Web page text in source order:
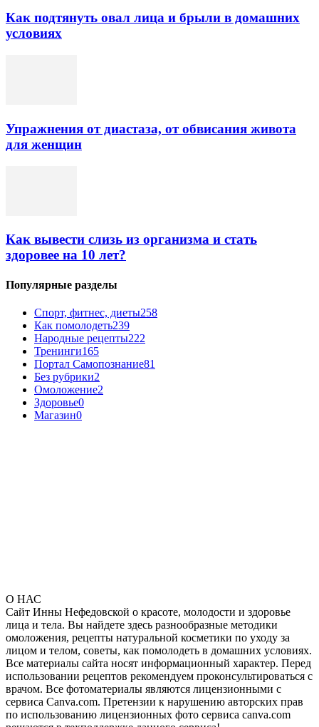
Как подтянуть овал лица и брыли в домашних
условиях
Упражнения от диастаза, от обвисания живота
для женщин
Как вывести слизь из организма и стать
здоровее на 10 лет?
Популярные разделы
Спорт, фитнес, диеты258
Как помолодеть239
Народные рецепты222
Тренинги165
Портал Самопознание81
Без рубрики2
Омоложение2
Здоровье0
Магазин0
О НАС
Сайт Инны Нефедовской о красоте, молодости и здоровье
лица и тела. Вы найдете здесь разнообразные методики
омоложения, рецепты натуральной косметики по уходу за
лицом и телом, советы, как помолодеть в домашних условиях.
Все материалы сайта носят информационный характер. Перед
использовании рецептов рекомендуем проконсультироваться с
врачом. Все фотоматериалы являются лицензионными с
сервиса Canva.com. Претензии к нарушению авторских прав
по использованию лицензионных фото сервиса canva.com